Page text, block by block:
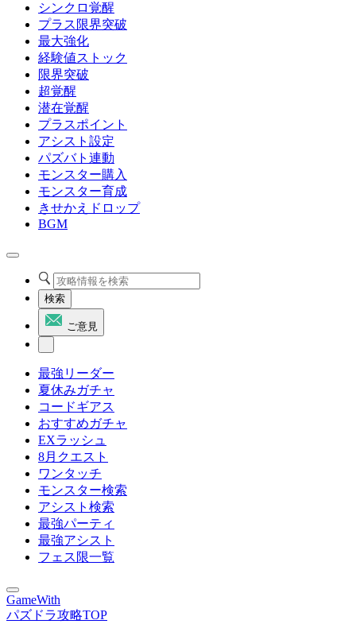
シンクロ覚醒
プラス限界突破
最大強化
経験値ストック
限界突破
超覚醒
潜在覚醒
プラスポイント
アシスト設定
パズバト連動
モンスター購入
モンスター育成
きせかえドロップ
BGM
検索
ご意見
最強リーダー
夏休みガチャ
コードギアス
おすすめガチャ
EXラッシュ
8月クエスト
ワンタッチ
モンスター検索
アシスト検索
最強パーティ
最強アシスト
フェス限一覧
GameWith
パズドラ攻略TOP